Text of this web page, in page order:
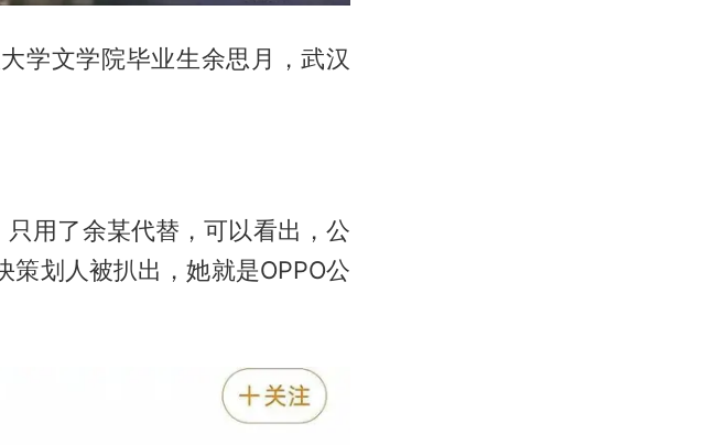
学文学院毕业生余思月
，武汉
用了余某代替，可以看出，公
划人被扒出，她就是OPPO公